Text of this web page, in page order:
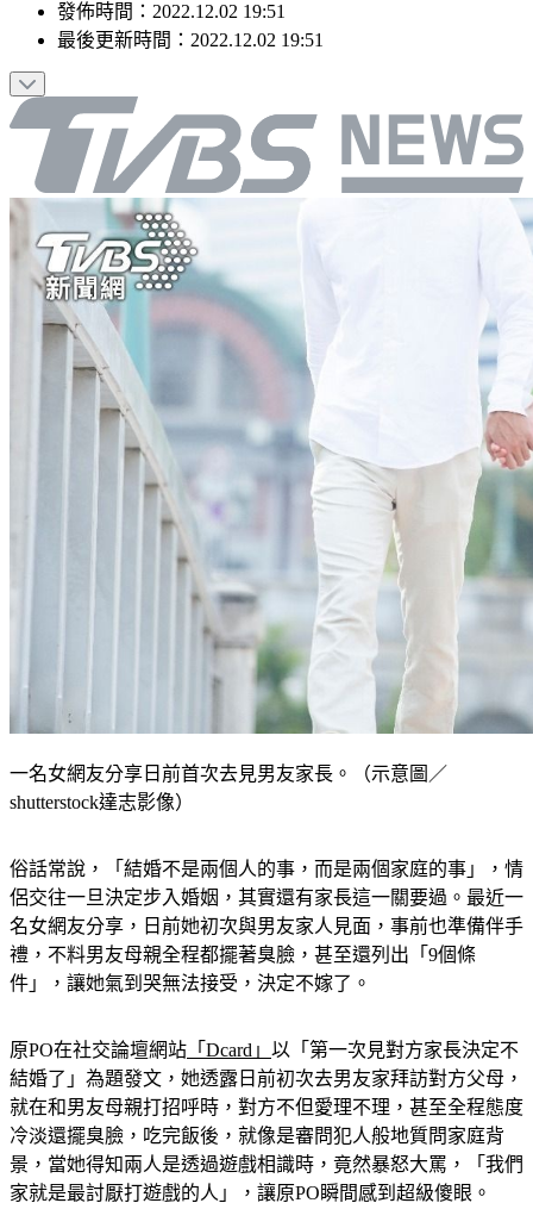
發佈時間： 2022.12.02 19:51
最後更新時間： 2022.12.02 19:51
一名女網友分享日前首次去見男友家長。（示意圖／
shutterstock達志影像）
俗話常說，「結婚不是兩個人的事，而是兩個家庭的事」，情
侶交往一旦決定步入婚姻，其實還有家長這一關要過。最近一
名女網友分享，日前她初次與男友家人見面，事前也準備伴手
禮，不料男友母親全程都擺著臭臉，甚至還列出「9個條
件」，讓她氣到哭無法接受，決定不嫁了。
原PO在社交論壇網站 「Dcard」 以「第一次見對方家長決定不
結婚了」為題發文，她透露日前初次去男友家拜訪對方父母，
就在和男友母親打招呼時，對方不但愛理不理，甚至全程態度
冷淡還擺臭臉，吃完飯後，就像是審問犯人般地質問家庭背
景，當她得知兩人是透過遊戲相識時，竟然暴怒大罵，「我們
家就是最討厭打遊戲的人」，讓原PO瞬間感到超級傻眼。